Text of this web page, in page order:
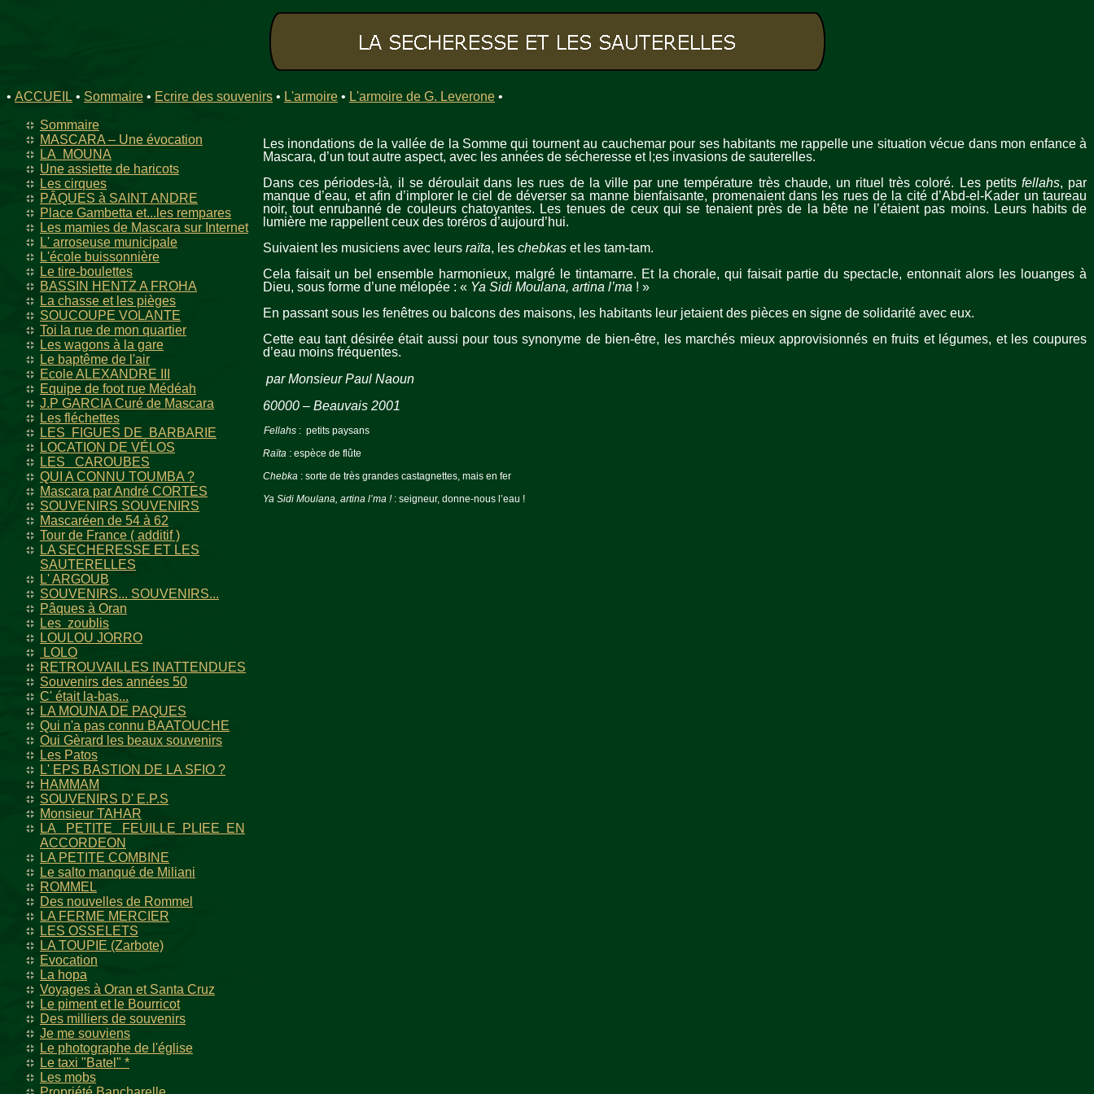
• ACCUEIL • Sommaire • Ecrire des souvenirs • L'armoire • L'armoire de G. Leverone •
Sommaire
MASCARA – Une évocation
LA MOUNA
Une assiette de haricots
Les cirques
PÂQUES à SAINT ANDRE
Place Gambetta et...les rempares
Les mamies de Mascara sur Internet
L' arroseuse municipale
L'école buissonnière
Le tire-boulettes
BASSIN HENTZ A FROHA
La chasse et les pièges
SOUCOUPE VOLANTE
Toi la rue de mon quartier
Les wagons à la gare
Le baptême de l'air
Ecole ALEXANDRE III
Equipe de foot rue Médéah
J.P GARCIA Curé de Mascara
Les fléchettes
LES FIGUES DE BARBARIE
LOCATION DE VÉLOS
LES CAROUBES
QUI A CONNU TOUMBA ?
Mascara par André CORTES
SOUVENIRS SOUVENIRS
Mascaréen de 54 à 62
Tour de France ( additif )
LA SECHERESSE ET LES
SAUTERELLES
L' ARGOUB
SOUVENIRS... SOUVENIRS...
Pâques à Oran
Les zoublis
LOULOU JORRO
LOLO
RETROUVAILLES INATTENDUES
Souvenirs des années 50
C' était la-bas...
LA MOUNA DE PAQUES
Qui n'a pas connu BAATOUCHE
Oui Gèrard les beaux souvenirs
Les Patos
L' EPS BASTION DE LA SFIO ?
HAMMAM
SOUVENIRS D' E.P.S
Monsieur TAHAR
LA PETITE FEUILLE PLIEE EN
ACCORDEON
LA PETITE COMBINE
Le salto manqué de Miliani
ROMMEL
Des nouvelles de Rommel
LA FERME MERCIER
LES OSSELETS
LA TOUPIE (Zarbote)
Evocation
La hopa
Voyages à Oran et Santa Cruz
Le piment et le Bourricot
Des milliers de souvenirs
Je me souviens
Le photographe de l'église
Le taxi "Batel" *
Les mobs
Les inondations de la vallée de la Somme qui tournent au cauchemar pour ses habitants me rappelle une situation vécue dans mon enfance à
Mascara, d’un tout autre aspect, avec les années de sécheresse et l;es invasions de sauterelles.
Dans ces périodes-là, il se déroulait dans les rues de la ville par une température très chaude, un rituel très coloré. Les petits fellahs, par
manque d’eau, et afin d’implorer le ciel de déverser sa manne bienfaisante, promenaient dans les rues de la cité d’Abd-el-Kader un taureau
noir, tout enrubanné de couleurs chatoyantes. Les tenues de ceux qui se tenaient près de la bête ne l’étaient pas moins. Leurs habits de
lumière me rappellent ceux des toréros d’aujourd’hui.
Suivaient les musiciens avec leurs raïta, les chebkas et les tam-tam.
Cela faisait un bel ensemble harmonieux, malgré le tintamarre. Et la chorale, qui faisait partie du spectacle, entonnait alors les louanges à
Dieu, sous forme d’une mélopée : « Ya Sidi Moulana, artina l’ma ! »
En passant sous les fenêtres ou balcons des maisons, les habitants leur jetaient des pièces en signe de solidarité avec eux.
Cette eau tant désirée était aussi pour tous synonyme de bien-être, les marchés mieux approvisionnés en fruits et légumes, et les coupures
d’eau moins fréquentes.
par Monsieur Paul Naoun
60000 – Beauvais 2001
Fellahs : petits paysans
Raïta : espèce de flûte
Chebka : sorte de très grandes castagnettes, mais en fer
Ya Sidi Moulana, artina l’ma !: seigneur, donne-nous l’eau !